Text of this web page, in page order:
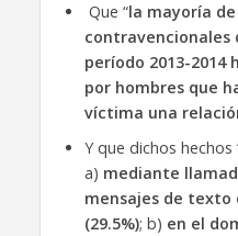
Que “la mayoría
contravencionales
período 2013-2014
por hombres que
víctima una
Y que dichos
a) mediante
mensajes de texto
(29.5%); b) en el